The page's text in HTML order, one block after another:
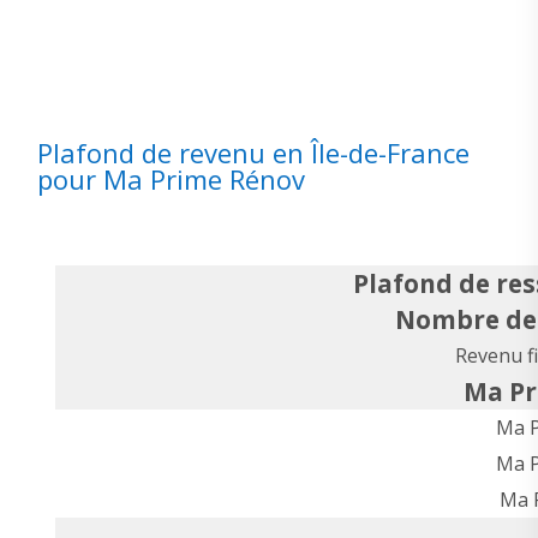
Plafond de revenu en Île-de-France
pour Ma Prime Rénov
Plafond de
Nombre
Revenu
Ma
Ma
Ma
Ma